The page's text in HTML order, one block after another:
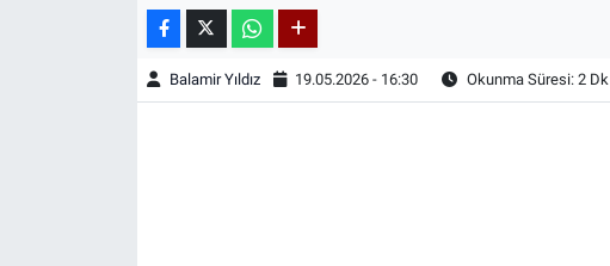
Balamir Yıldız 19.05.2026 - 16:30 Okunma Süresi: 2 Dk